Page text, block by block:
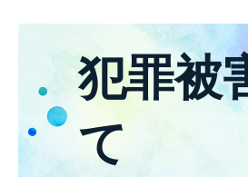
犯罪被
て